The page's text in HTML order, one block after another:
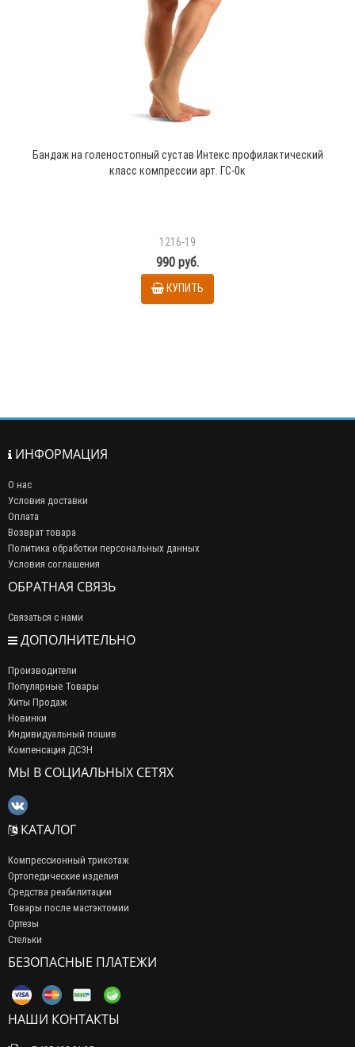
Бандаж на голеностопный сустав Интекс профилактический
класс компрессии арт. ГС-0к
1216-19
990 руб.
КУПИТЬ
ИНФОРМАЦИЯ
О нас
Условия доставки
Оплата
Возврат товара
Политика обработки персональных данных
Условия соглашения
ОБРАТНАЯ СВЯЗЬ
Связаться с нами
ДОПОЛНИТЕЛЬНО
Производители
Популярные Товары
Хиты Продаж
Новинки
Индивидуальный пошив
Компенсация ДСЗН
МЫ В СОЦИАЛЬНЫХ СЕТЯХ
КАТАЛОГ
Компрессионный трикотаж
Ортопедические изделия
Средства реабилитации
Товары после мастэктомии
Ортезы
Стельки
БЕЗОПАСНЫЕ ПЛАТЕЖИ
НАШИ КОНТАКТЫ